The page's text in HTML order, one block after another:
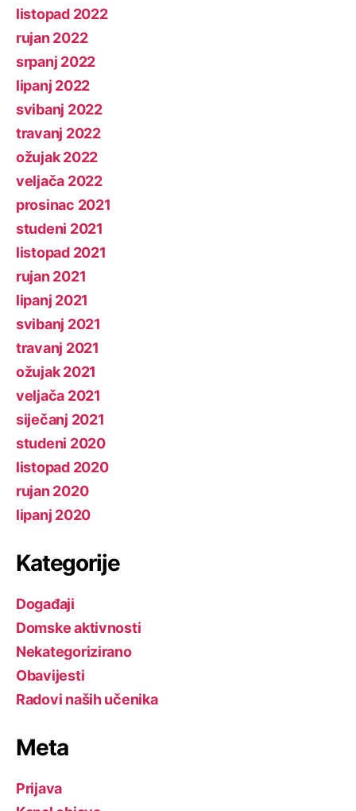
listopad 2022
rujan 2022
srpanj 2022
lipanj 2022
svibanj 2022
travanj 2022
ožujak 2022
veljača 2022
prosinac 2021
studeni 2021
listopad 2021
rujan 2021
lipanj 2021
svibanj 2021
travanj 2021
ožujak 2021
veljača 2021
siječanj 2021
studeni 2020
listopad 2020
rujan 2020
lipanj 2020
Kategorije
Događaji
Domske aktivnosti
Nekategorizirano
Obavijesti
Radovi naših učenika
Meta
Prijava